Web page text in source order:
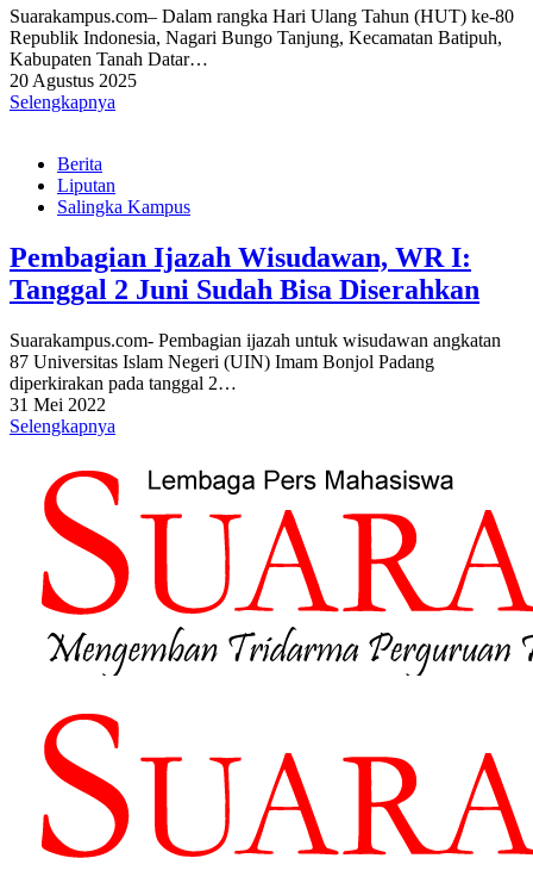
Suarakampus.com– Dalam rangka Hari Ulang Tahun (HUT) ke-80
Republik Indonesia, Nagari Bungo Tanjung, Kecamatan Batipuh,
Kabupaten Tanah Datar…
20 Agustus 2025
Selengkapnya
Berita
Liputan
Salingka Kampus
Pembagian Ijazah Wisudawan, WR I:
Tanggal 2 Juni Sudah Bisa Diserahkan
Suarakampus.com- Pembagian ijazah untuk wisudawan angkatan
87 Universitas Islam Negeri (UIN) Imam Bonjol Padang
diperkirakan pada tanggal 2…
31 Mei 2022
Selengkapnya